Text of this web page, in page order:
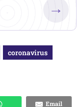
→
coronavirus
Email